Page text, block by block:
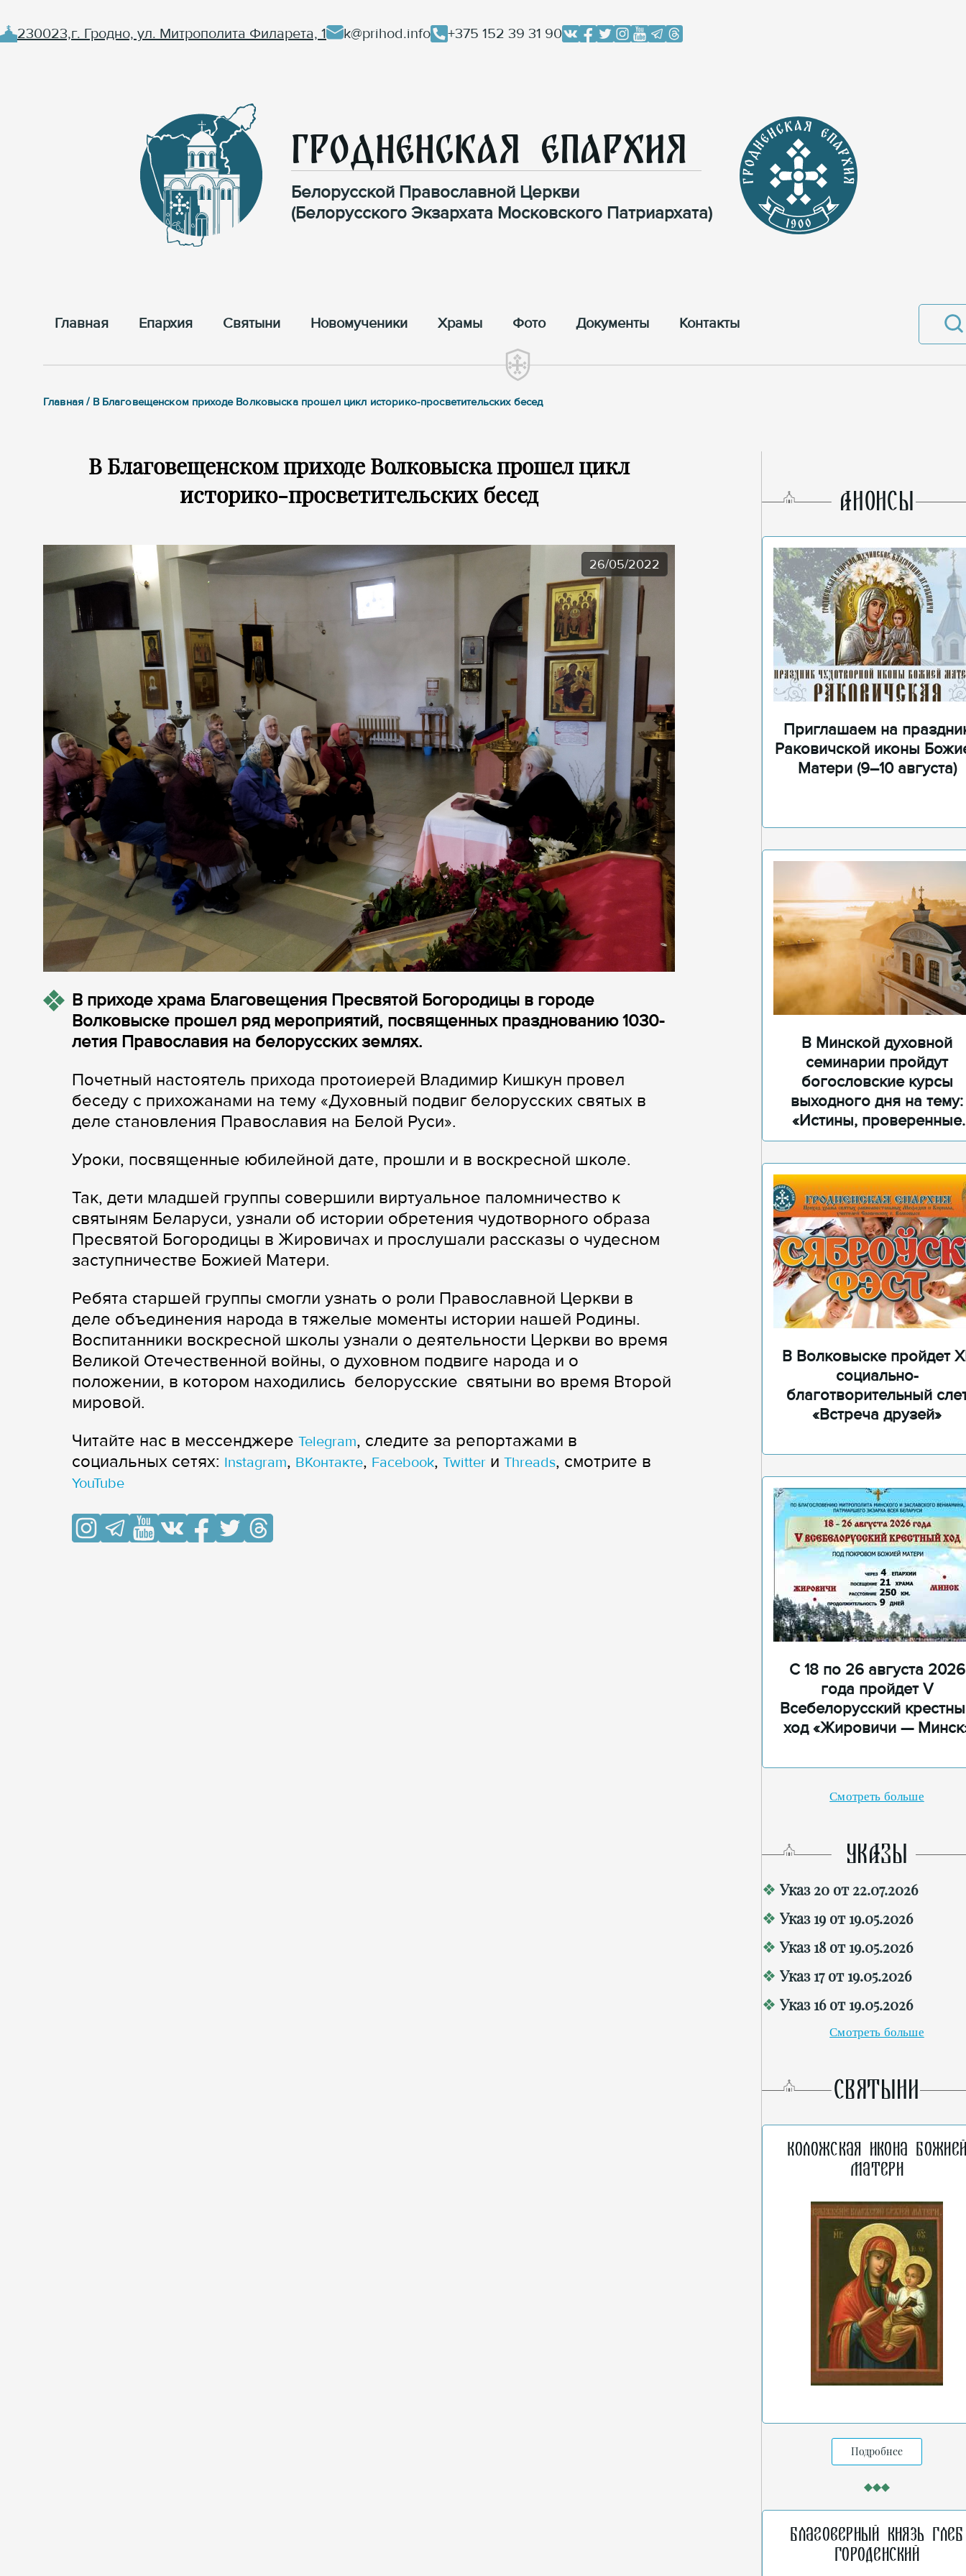
230023,г. Гродно, ул. Митрополита Филарета, 1 k@prihod.info +375 152 39 31 90
Гродненская Епархия
Белорусской Православной Церкви
(Белорусского Экзархата Московского Патриархата)
Главная Епархия Cвятыни Новомученики Храмы Фото Документы Контакты
Главная / В Благовещенском приходе Волковыска прошел цикл историко-просветительских бесед
В Благовещенском приходе Волковыска прошел цикл
историко-просветительских бесед
26/05/2022
В приходе храма Благовещения Пресвятой Богородицы в городе
Волковыске прошел ряд мероприятий, посвященных празднованию 1030-
летия Православия на белорусских землях.
Почетный настоятель прихода протоиерей Владимир Кишкун провел
беседу с прихожанами на тему «Духовный подвиг белорусских святых в
деле становления Православия на Белой Руси».
Уроки, посвященные юбилейной дате, прошли и в воскресной школе.
Так, дети младшей группы совершили виртуальное паломничество к
святыням Беларуси, узнали об истории обретения чудотворного образа
Пресвятой Богородицы в Жировичах и прослушали рассказы о чудесном
заступничестве Божией Матери.
Ребята старшей группы смогли узнать о роли Православной Церкви в
деле объединения народа в тяжелые моменты истории нашей Родины.
Воспитанники воскресной школы узнали о деятельности Церкви во время
Великой Отечественной войны, о духовном подвиге народа и о
положении, в котором находились белорусские святыни во время Второй
мировой.
Читайте нас в мессенджере Telegram, следите за репортажами в
cоциальных сетях: Instagram, ВКонтакте, Facebook, Twitter и Threads, смотрите в
YouTube
AНОНСЫ
Приглашаем на
Раковичской иконы
Матери (9–10 августа)
В Минской духовной
семинарии пройдут
богословские курсы
выходного дня на тему:
«Истины, проверенные
временем»
В Волковыске пройдет
социально-
благотворительный
«Встреча друзей»
С 18 по 26 августа 2026
года пройдет V
Всебелорусский
ход «Жировичи —
Смотреть больше
УКАЗЫ
Указ 20 от 22.07.2026
Указ 19 от 19.05.2026
Указ 18 от 19.05.2026
Указ 17 от 19.05.2026
Указ 16 от 19.05.2026
Смотреть больше
СВЯТЫНИ
Коложская икона
Матери
Подробнее
Благоверный князь Глеб
Городенский